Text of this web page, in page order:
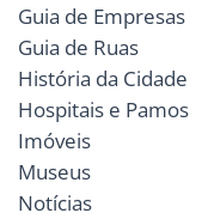
Guia de Empresas
Guia de Ruas
História da Cidade
Hospitais e Pamos
Imóveis
Museus
Notícias